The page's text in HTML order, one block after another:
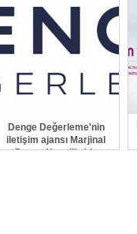
Denge Değerleme'nin
iletişim ajansı Marjinal
Porter Novelli oldu